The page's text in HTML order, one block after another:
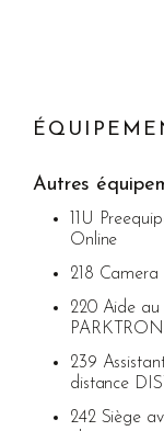
Autres
11U
Online
218
220 Aide au
239
distance
242 Siège